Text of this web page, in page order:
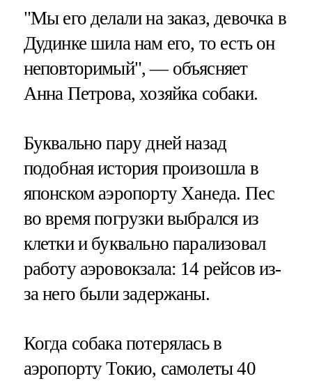
"Мы его делали на заказ, девочка в
Дудинке шила нам его, то есть он
неповторимый", — объясняет
Анна Петрова, хозяйка собаки.
Буквально пару дней назад
подобная история произошла в
японском аэропорту Ханеда. Пес
во время погрузки выбрался из
клетки и буквально парализовал
работу аэровокзала: 14 рейсов из-
за него были задержаны.
Когда собака потерялась в
аэропорту Токио, самолеты 40